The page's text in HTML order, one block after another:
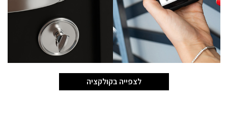
לצפייה בקולקציה